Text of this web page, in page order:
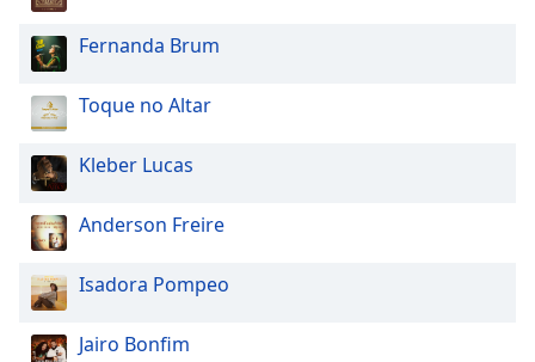
Text
Background
Color
Opacity
Caption
Area
Background
Color
Fernanda Brum
Toque no Altar
Kleber Lucas
Anderson Freire
Isadora Pompeo
Jairo Bonfim